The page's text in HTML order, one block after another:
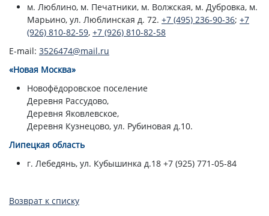
м. Люблино, м. Печатники, м. Волжская, м. Дубровка, м.
Марьино, ул. Люблинская д. 72. +7 (495) 236-90-36; +7
(926) 810-82-59, +7 (926) 810-82-58
E-mail: 3526474@mail.ru
«Новая Москва»
Новофёдоровское поселение
Деревня Рассудово,
Деревня Яковлевское,
Деревня Кузнецово, ул. Рубиновая д.10.
Липецкая область
г. Лебедянь, ул. Кубышинка д.18 +7 (925) 771-05-84
Возврат к списку